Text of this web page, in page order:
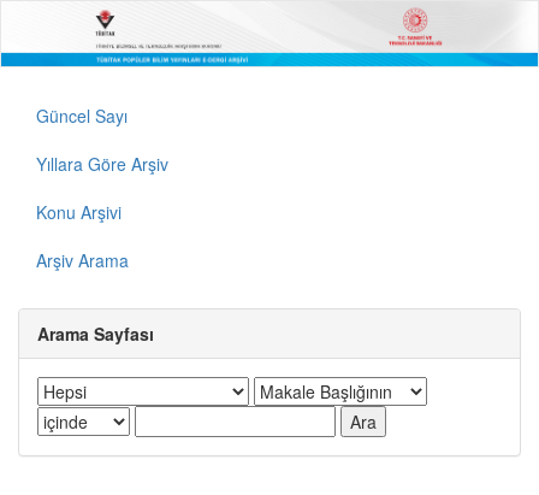
Güncel Sayı
Yıllara Göre Arşiv
Konu Arşivi
Arşiv Arama
Arama Sayfası